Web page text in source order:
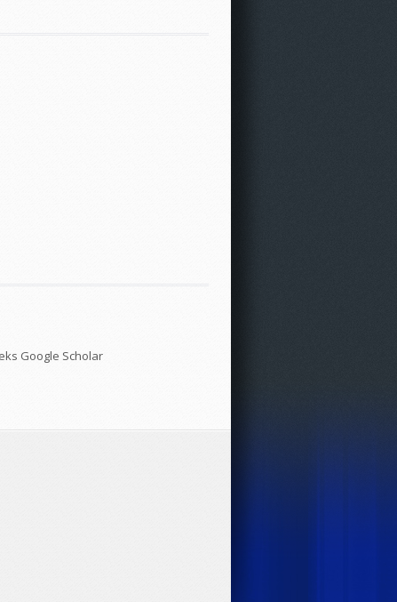
Google Scholar